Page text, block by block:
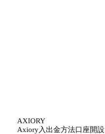
AXIORY
Axiory入出金方法口座開設